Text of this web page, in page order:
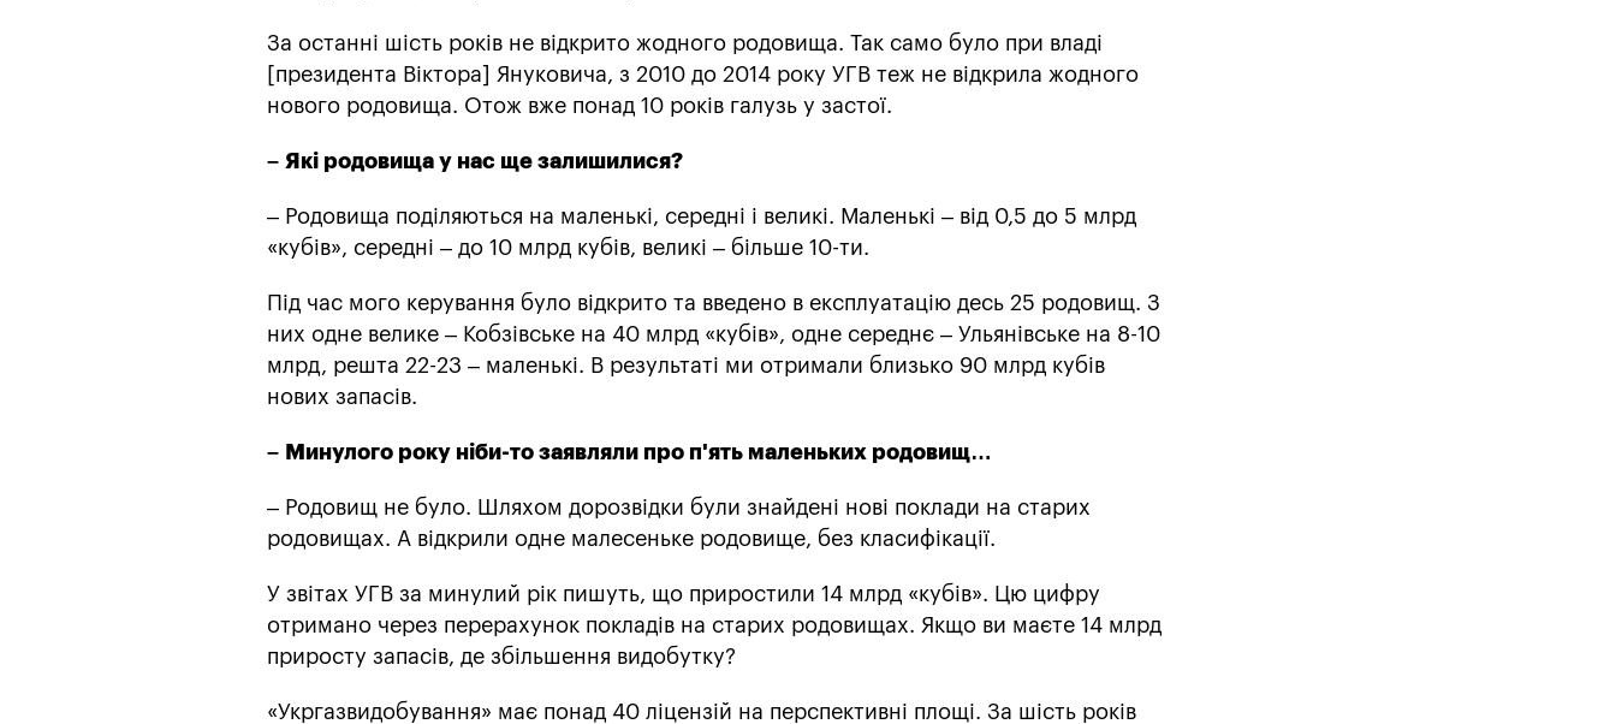
За останні шість років не відкрито жодного родовища. Так само було при владі
[президента Віктора] Януковича, з 2010 до 2014 року УГВ теж не відкрила жодного
нового родовища. Отож вже понад 10 років галузь у застої.
– Які родовища у нас ще залишилися?
– Родовища поділяються на маленькі, середні і великі. Маленькі – від 0,5 до 5 млрд
«кубів», середні – до 10 млрд кубів, великі – більше 10-ти.
Під час мого керування було відкрито та введено в експлуатацію десь 25 родовищ. З
них одне велике – Кобзівське на 40 млрд «кубів», одне середнє – Ульянівське на 8-10
млрд, решта 22-23 – маленькі. В результаті ми отримали близько 90 млрд кубів
нових запасів.
– Минулого року ніби-то заявляли про п'ять маленьких родовищ…
– Родовищ не було. Шляхом дорозвідки були знайдені нові поклади на старих
родовищах. А відкрили одне малесеньке родовище, без класифікації.
У звітах УГВ за минулий рік пишуть, що приростили 14 млрд «кубів». Цю цифру
отримано через перерахунок покладів на старих родовищах. Якщо ви маєте 14 млрд
приросту запасів, де збільшення видобутку?
«Укргазвидобування» має понад 40 ліцензій на перспективні площі. За шість років